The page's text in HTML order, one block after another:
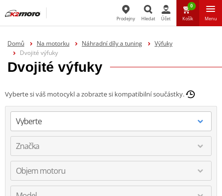
Prodejny Hledat Účet
0
Košík Menu
Domů Na motorku Náhradní díly a tuning
Výfuky
Dvojité výfuky
Dvojité výfuky
Vyberte si váš motocykl a zobrazte si kompatibilní součástky.